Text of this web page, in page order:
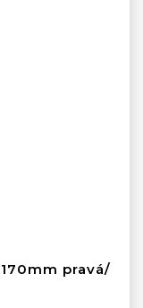
170mm pravá/